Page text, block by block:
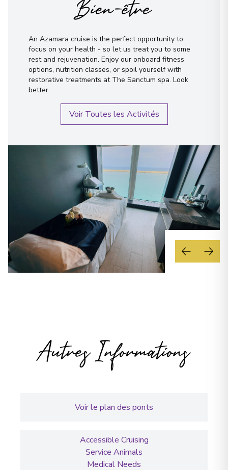
Canada
Arrivée:12/06/2027 09:00
12/06/2027 20:00
Voir plus de détails et informations
Victoria, British Columbia
Canada
Voir plus de détails et informations
Vancouver, British Columbia
14/06/2027 07:00
Voir plus de détails et informations
Bien-être
An Azamara cruise is the perfect opportunity to
focus on your health - so let us treat you to some
rest and rejuvenation. Enjoy our onboard fitness
options, nutrition classes, or spoil yourself with
restorative treatments at The Sanctum spa. Look
better.
Voir Toutes les Activités
Autres Informations
Voir le plan des ponts
Accessible Cruising
Service Animals
Medical Needs